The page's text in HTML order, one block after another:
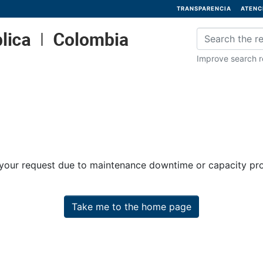
TRANSPARENCIA
Improve search
request due to maintenance downtime or capacity
Take me to the home page